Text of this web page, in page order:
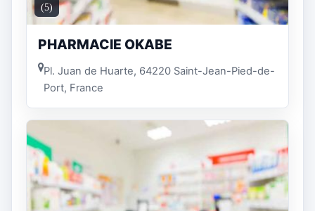
(5)
PHARMACIE OKABE
Pl. Juan de Huarte, 64220 Saint-Jean-Pied-de-
Port, France